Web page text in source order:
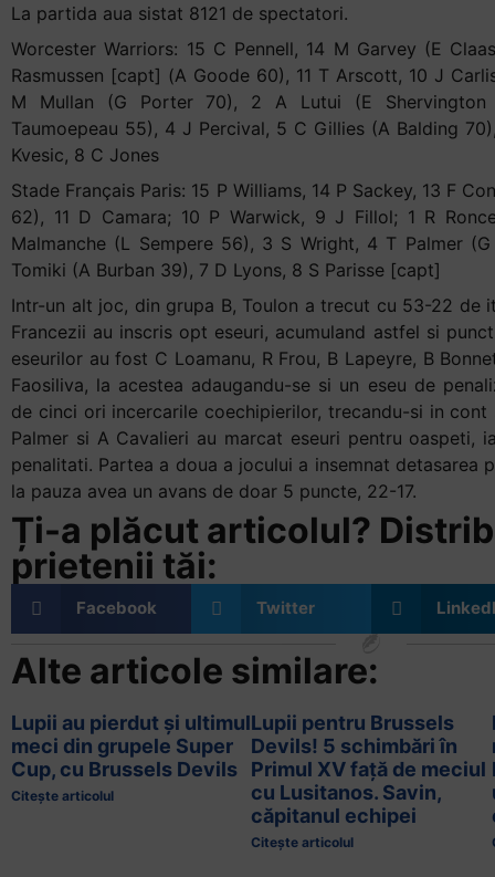
La partida aua sistat 8121 de spectatori.
Worcester Warriors: 15 C Pennell, 14 M Garvey (E
Rasmussen [capt] (A Goode 60), 11 T Arscott, 10 J
M Mullan (G Porter 70), 2 A Lutui (E
Taumoepeau 55), 4 J Percival, 5 C Gillies (A Balding
Kvesic, 8 C Jones
Stade Français Paris: 15 P Williams, 14 P Sackey, 13 F
62), 11 D Camara; 10 P Warwick, 9 J Fillol; 1 R
Malmanche (L Sempere 56), 3 S Wright, 4 T Palmer
Tomiki (A Burban 39), 7 D Lyons, 8 S Parisse [capt]
Intr-un alt joc, din grupa B, Toulon a trecut cu 53-22 de
Francezii au inscris opt eseuri, acumuland astfel si
eseurilor au fost C Loamanu, R Frou, B Lapeyre, B
Faosiliva, la acestea adaugandu-se si un eseu de
de cinci ori incercarile coechipierilor, trecandu-si in
Palmer si A Cavalieri au marcat eseuri pentru oaspeti,
penalitati. Partea a doua a jocului a insemnat detasarea
la pauza avea un avans de doar 5 puncte, 22-17.
Ți-a plăcut articolul?
prietenii tăi:
Facebook Twitter
Alte articole similare:
Lupii au pierdut și ultimul
meci din grupele Super
Cup, cu Brussels Devils
Citește articolul
Lupii pentru Brussels
Devils! 5 schimbări în
Primul XV față de meciul
cu Lusitanos. Savin,
căpitanul echipei
Citește articolul